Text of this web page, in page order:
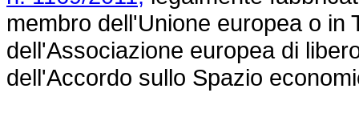
membro dell'Unione europea o in
dell'Associazione europea di
dell'Accordo sullo Spazio